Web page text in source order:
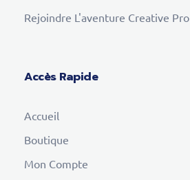
Rejoindre L'aventure Creative Pro
Accès Rapide
Accueil
Boutique
Mon Compte